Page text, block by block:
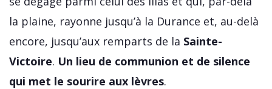
la plaine, rayonne jusqu’à la Durance et, au-delà
encore, jusqu’aux remparts de la Sainte-
Victoire. Un lieu de communion et de silence
qui met le sourire aux lèvres.